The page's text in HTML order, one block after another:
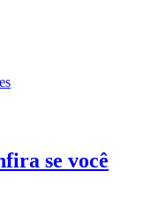
se você